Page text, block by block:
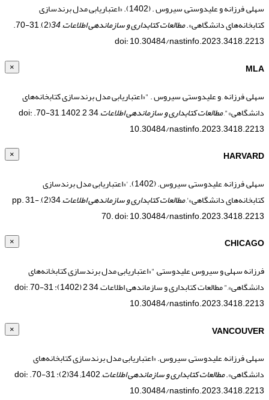
سهلی, فرزانه و علیدوستی, سیروس . (1402). «اعتباریابی مدل برندسازی
کتابخانه‌های دانشگاهی».مطالعات کتابداری و سازماندهی اطلاعات,
34
(2), 31-70.
doi: 10.30484/nastinfo.2023.3418.2213
×
MLA
سهلی, فرزانه , و علیدوستی, سیروس . "«اعتباریابی مدل برندسازی کتابخانه‌های
دانشگاهی»",مطالعات کتابداری و سازماندهی اطلاعات
, 34, 2, 1402, 31-70. doi:
10.30484/nastinfo.2023.3418.2213
×
HARVARD
سهلی, فرزانه, علیدوستی, سیروس. (1402). '«اعتباریابی مدل برندسازی
کتابخانه‌های دانشگاهی»',مطالعات کتابداری و سازماندهی اطلاعات
, 34(2), pp. 31-
70. doi: 10.30484/nastinfo.2023.3418.2213
×
CHICAGO
فرزانه سهلی و سیروس علیدوستی, "«اعتباریابی مدل برندسازی کتابخانه‌های
دانشگاهی»," مطالعات کتابداری و سازماندهی اطلاعات, 34 2 (1402): 31-70, doi:
10.30484/nastinfo.2023.3418.2213
×
VANCOUVER
سهلی, فرزانه, علیدوستی, سیروس. «اعتباریابی مدل برندسازی کتابخانه‌های
دانشگاهی».مطالعات کتابداری و سازماندهی اطلاعات
, 1402; 34(2): 31-70. doi:
10.30484/nastinfo.2023.3418.2213